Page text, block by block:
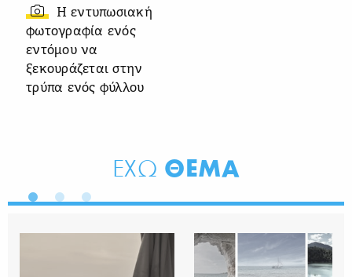
Η εντυπωσιακή
φωτογραφία ενός
εντόμου να
ξεκουράζεται στην
τρύπα ενός φύλλου
ΕΧΩ ΘΕΜΑ